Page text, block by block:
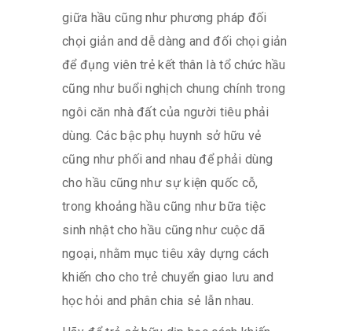
giữa hầu cũng như phương pháp đối
chọi giản and dễ dàng and đối chọi giản
để đụng viên trẻ kết thân là tổ chức hầu
cũng như buổi nghịch chung chính trong
ngôi căn nhà đất của người tiêu phải
dùng. Các bậc phụ huynh sở hữu vẻ
cũng như phối and nhau để phải dùng
cho hầu cũng như sự kiện quốc cỗ,
trong khoảng hầu cũng như bữa tiệc
sinh nhật cho hầu cũng như cuộc dã
ngoại, nhằm mục tiêu xây dựng cách
khiến cho cho trẻ chuyển giao lưu and
học hỏi and phân chia sẻ lẫn nhau.